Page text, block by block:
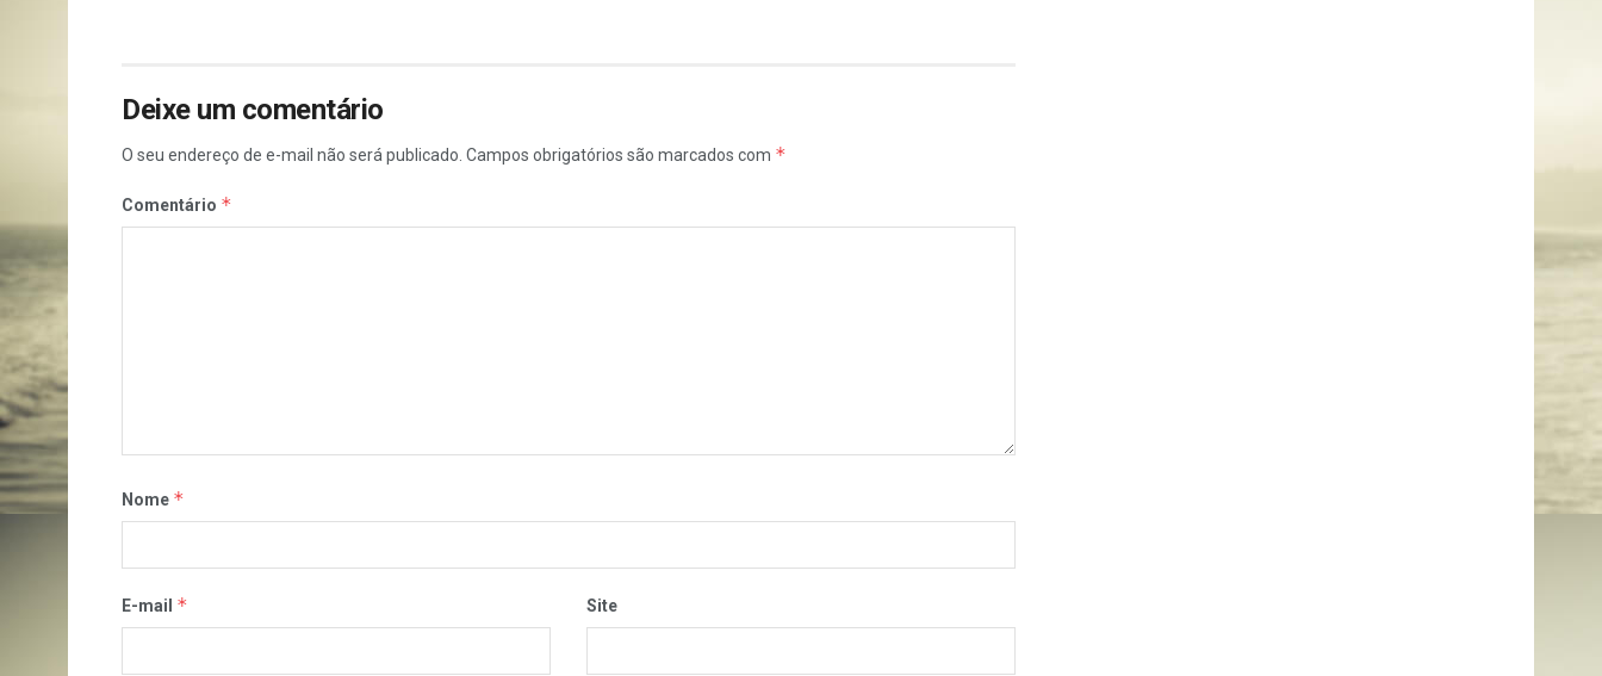
Deixe um comentário
O seu endereço de e-mail não será publicado. Campos obrigatórios são marcados com *
Comentário *
Nome *
E-mail * Site